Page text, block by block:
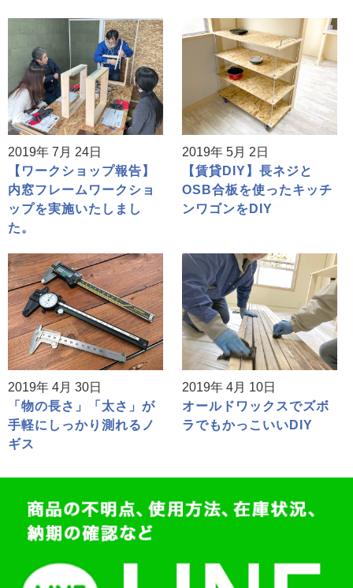
2019年 7月 24日
【ワークショップ報告】
内窓フレームワークショ
ップを実施いたしまし
た。
2019年 5月 2日
【賃貸DIY】長ネジと
OSB合板を使ったキッチ
ンワゴンをDIY
2019年 4月 30日
「物の長さ」「太さ」が
手軽にしっかり測れるノ
ギス
2019年 4月 10日
オールドワックスでズボ
ラでもかっこいいDIY